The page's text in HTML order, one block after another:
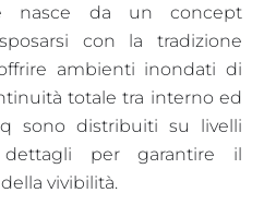
nasce da un concept
con la tradizione
ambienti inondati di
totale tra interno ed
sono distribuiti su livelli
per garantire il
vivibilità.